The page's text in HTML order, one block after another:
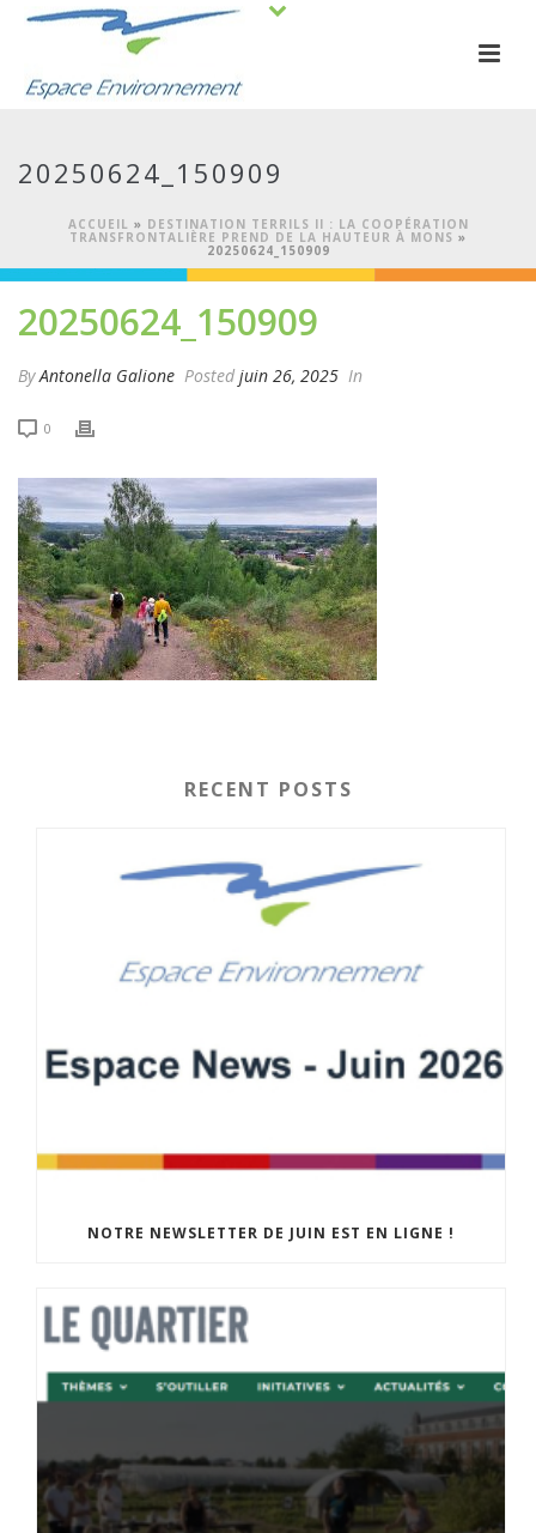
20250624_150909
ACCUEIL » DESTINATION TERRILS II : LA COOPÉRATION
TRANSFRONTALIÈRE PREND DE LA HAUTEUR À MONS »
20250624_150909
20250624_150909
ByAntonella Galione Posted juin 26, 2025 In
0
RECENT POSTS
NOTRE NEWSLETTER DE JUIN EST EN LIGNE !